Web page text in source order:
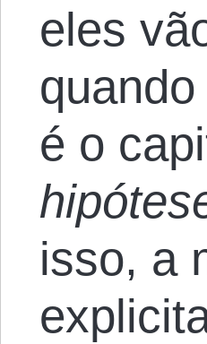
eles
é o
isso, a